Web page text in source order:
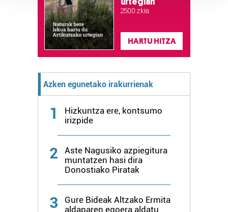
Guk eta gure bazkideek zure datu pertsonalak
prozesatzen ditugu, zure IP zenbakia, besteak beste,
teknologia erabiliz, cookieak adibidez, iragarki eta eduki
pertsonalizatuak eskaintzeko, iragarkiak eta edukia
erabiltzen dituen hauta dezakezu.
interes komertzial legitimoetan babesten dira. Ikusi gure
dezakezun ikusteko.
datuen atalean. Edozein unetan alda edo ken dezakezu
2.500 zkia.
HARTU HITZA
Azken egunetako irakurrienak
1
Hizkuntza ere, kontsumo
irizpide
2
Aste Nagusiko azpiegitura
muntatzen hasi dira
Donostiako Piratak
3
Gure Bideak Altzako Ermita
aldaparen egoera aldatu